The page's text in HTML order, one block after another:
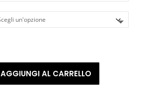
AGGIUNGI AL CARRELLO